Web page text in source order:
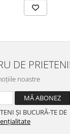
DE PRIETENI!
noastre
ȘI BUCURĂ-TE DE